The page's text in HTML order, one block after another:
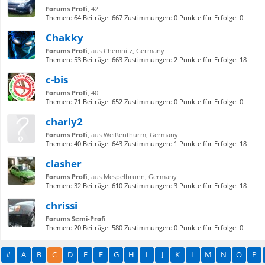
Forums Profi , 42
Themen: 64 Beiträge: 667 Zustimmungen: 0 Punkte für Erfolge: 0
Chakky
Forums Profi aus Chemnitz, Germany
Themen: 53 Beiträge: 663 Zustimmungen: 2 Punkte für Erfolge: 18
c-bis
Forums Profi , 40
Themen: 71 Beiträge: 652 Zustimmungen: 0 Punkte für Erfolge: 0
charly2
Forums Profi aus Weißenthurm, Germany
Themen: 40 Beiträge: 643 Zustimmungen: 1 Punkte für Erfolge: 18
clasher
Forums Profi aus Mespelbrunn, Germany
Themen: 32 Beiträge: 610 Zustimmungen: 3 Punkte für Erfolge: 18
chrissi
Forums Semi-Profi
Themen: 20 Beiträge: 580 Zustimmungen: 0 Punkte für Erfolge: 0
# A B C D E F G H I J K L M N O P